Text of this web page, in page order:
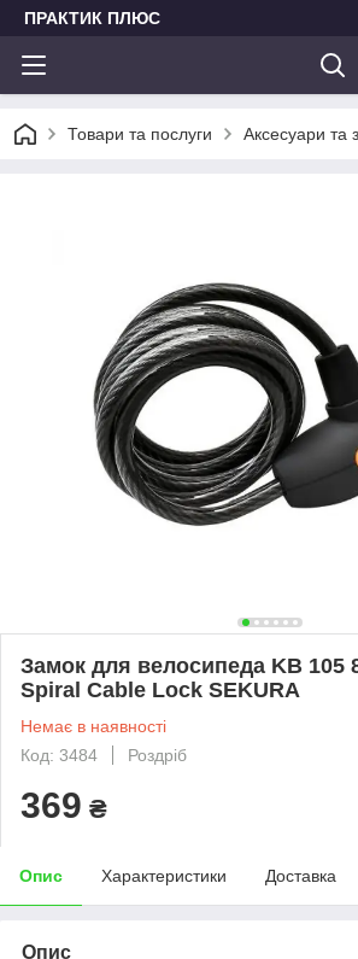
ПРАКТИК ПЛЮС
Товари та послуги Аксесуари та
Замок для велосипеда KB 105
Spiral Cable Lock SEKURA
Немає в наявності
Код: 3484
Роздріб
369 ₴
Опис Характеристики Доставка
Опис